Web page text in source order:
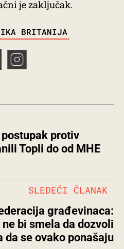
je zaključak.
BRITANIJA
protiv
Topli do od MHE
građevinaca:
bi smela da dozvoli
da se ovako ponašaju
SLEDEĆI ČLANAK